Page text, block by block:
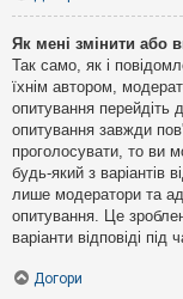
Як мені змінити або
Так само, як і
їхнім автором,
опитування перейдіть
опитування завжди
проголосувати, то ви
будь-який з варіантів
лише модератори та
опитування. Це
варіанти відповіді під
Догори